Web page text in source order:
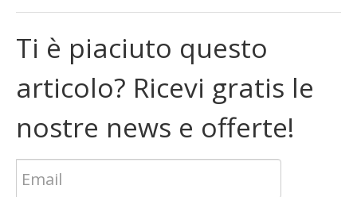
Ti è piaciuto questo
articolo? Ricevi gratis le
nostre news e offerte!